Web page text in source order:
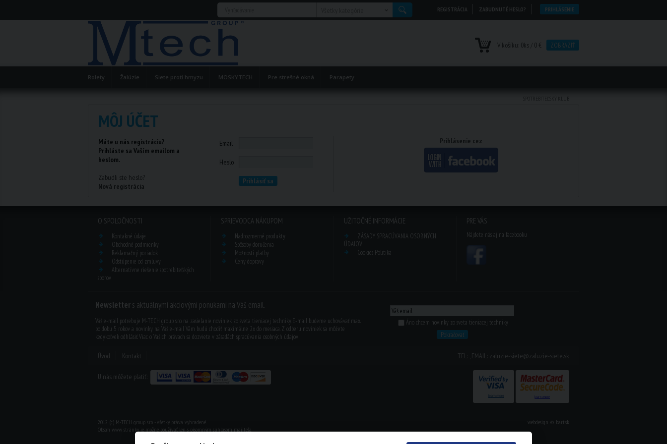
REGISTRÁCIA ZABUDNUTÉ HESLO? PRIHLÁSENIE
V košíku: 0ks / 0 € ZOBRAZIŤ
Rolety Žalúzie Siete proti hmyzu MOSKYTECH Pre strešné okná Parapety
MÔJ ÚČET
Máte u nás registráciu?
Prihláste sa Vaším emailom a
heslom.
Zabudli ste heslo?
Nová registrácia
Email
Heslo
Prihlásenie cez
O SPOLOČNOSTI
Kontakné údaje
Obchodné podmienky
Reklamačný poriadok
Odstúpenie od zmluvy
Alternatívne riešenie spotrebiteľských
sporov
SPRIEVODCA NÁKUPOM
Nadrozmerné produkty
Spôsoby doručenia
Možnosti platby
Ceny dopravy
UŽITOČNÉ INFORMÁCIE
ZÁSADY SPRACÚVANIA OSOBNÝCH
ÚDAJOV
Cookies Politika
PRE VÁS
Nájdete nás aj na facebooku
Newsletters aktuálnymi akciovými ponukami na Váš email.
Váš e-mail potrebuje M-TECH group s.r.o. na zasielanie noviniek zo sveta tieniacej techniky. E-mail budeme uchovávať max.
po dobu 5 rokov a novinky na Váš e-mail Vám budú chodiť maximálne 2x do mesiaca. Z odberu noviniek sa môžete
kedykoľvek odhl.ásiť. Viac o Vašich právach sa dozviete v zásadách spracúvania osobných údajov
Áno chcem novinky zo sveta tieniacej techniky
Pokračovať
TEL: , EMAIL: zaluzie-siete@zaluzie-siete.sk
Úvod Kontakt
U nás môžete platiť:
2012 (c) M-TECH group s.r.o. - všetky práva vyhradené.
Obsah www stránky je možné používať len s písomným súhlasom majiteľa.
webdesign © bart.sk